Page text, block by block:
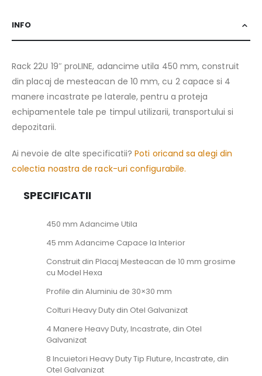
INFO
Rack 22U 19″ proLINE, adancime utila 450 mm, construit
din placaj de mesteacan de 10 mm, cu 2 capace si 4
manere incastrate pe laterale, pentru a proteja
echipamentele tale pe timpul utilizarii, transportului si
depozitarii.
Ai nevoie de alte specificatii?Poti oricand sa alegi din
colectia noastra de rack-uri configurabile.
SPECIFICATII
450 mm Adancime Utila
45 mm Adancime Capace la Interior
Construit din Placaj Mesteacan de 10 mm grosime
cu Model Hexa
Profile din Aluminiu de 30×30 mm
Colturi Heavy Duty din Otel Galvanizat
4 Manere Heavy Duty, Incastrate, din Otel
Galvanizat
8 Incuietori Heavy Duty Tip Fluture, Incastrate, din
Otel Galvanizat